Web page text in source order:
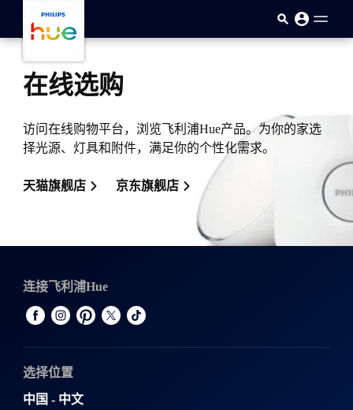
在线选购
访问在线购物平台，浏览飞利浦Hue产品。为你的家选
择光源、灯具和附件，满足你的个性化需求。
天猫旗舰店 京东旗舰店
连接飞利浦Hue
选择位置
中国 - 中文